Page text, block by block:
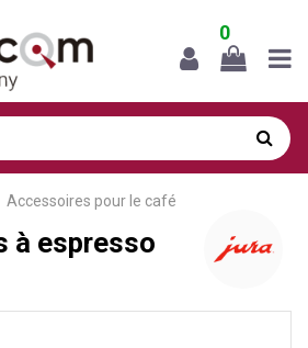
0
Accessoires pour le café
à espresso